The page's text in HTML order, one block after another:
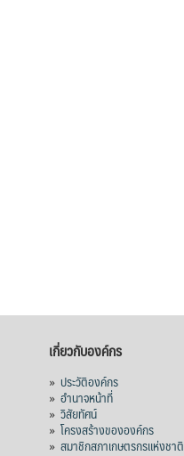
เกี่ยวกับองค์กร
»ประวัติองค์กร
»อำนาจหน้าที่
»วิสัยทัศน์
»โครงสร้างขององค์กร
»สมาชิกสภาเกษตรกรแห่งชาติ